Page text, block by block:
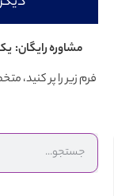
مشاوره رایگان:
فرم زیر را پر کنید،